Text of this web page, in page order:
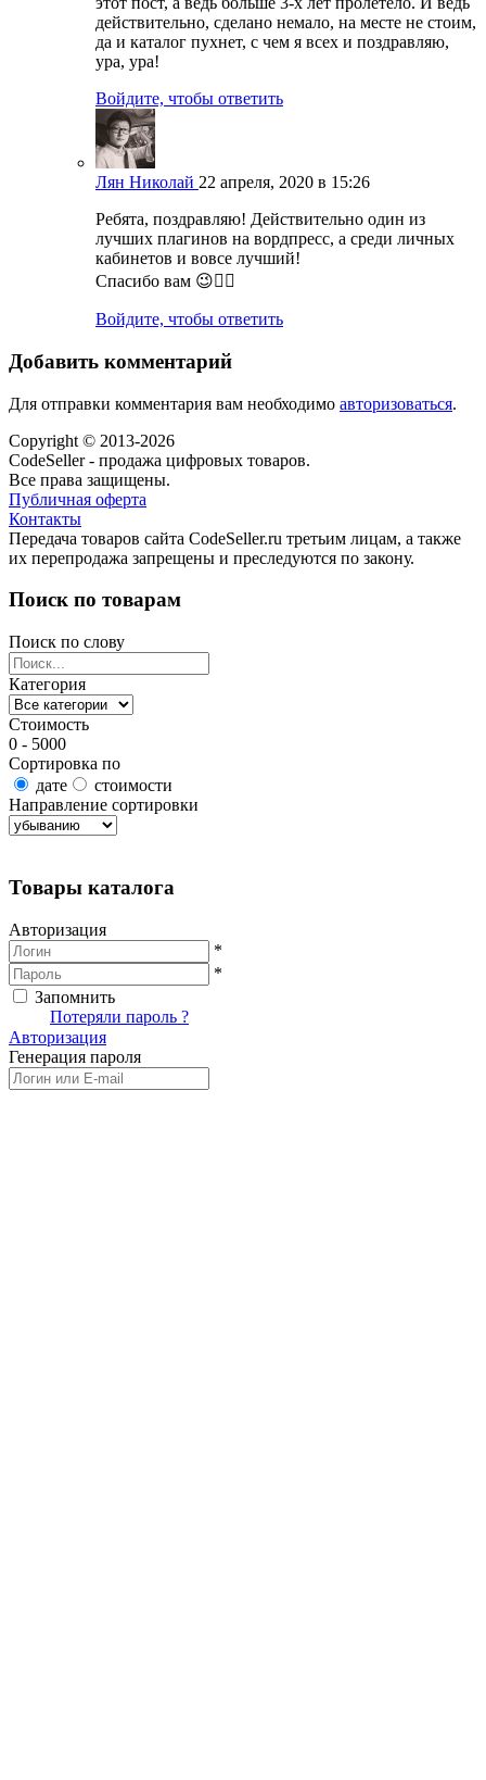
действительно, сделано немало, на месте не стоим,
да и каталог пухнет, с чем я всех и поздравляю,
ура, ура!
Войдите, чтобы ответить
Лян Николай 22 апреля, 2020 в 15:26
Ребята, поздравляю! Действительно один из
лучших плагинов на вордпресс, а среди личных
кабинетов и вовсе лучший!
Спасибо вам 😉👍🏻
Войдите, чтобы ответить
Добавить комментарий
Для отправки комментария вам необходимо авторизоваться.
Copyright © 2013-2026
CodeSeller - продажа цифровых товаров.
Все права защищены.
Публичная оферта
Контакты
Передача товаров сайта CodeSeller.ru третьим лицам, а также
их перепродажа запрещены и преследуются по закону.
Поиск по товарам
Поиск по слову
Категория
Стоимость
0 - 5000
Сортировка по
дате
стоимости
Направление сортировки
Товары каталога
Авторизация
*
*
Запомнить
Потеряли пароль ?
Авторизация
Генерация пароля